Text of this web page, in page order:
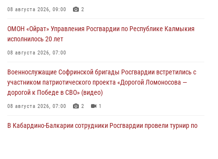
08 августа 2026, 09:00 2
ОМОН «Ойрат» Управления Росгвардии по Республике Калмыкия
исполнилось 20 лет
08 августа 2026, 07:00
Военнослужащие Софринской бригады Росгвардии встретились с
участником патриотического проекта «Дорогой Ломоносова —
дорогой к Победе в СВО» (видео)
08 августа 2026, 07:00 2 1
В Кабардино-Балкарии сотрудники Росгвардии провели турнир по